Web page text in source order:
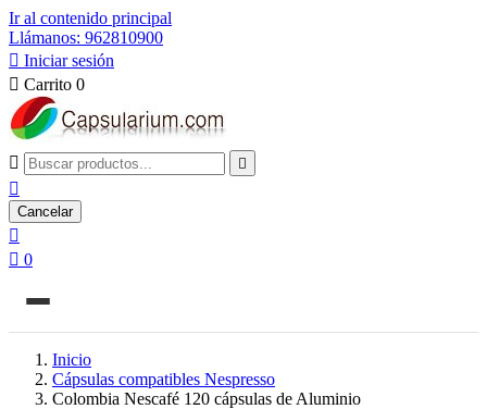
Ir al contenido principal
Llámanos: 962810900
 Iniciar sesión
 Carrito 0
 

Cancelar

 0
Inicio
Cápsulas compatibles Nespresso
Colombia Nescafé 120 cápsulas de Aluminio